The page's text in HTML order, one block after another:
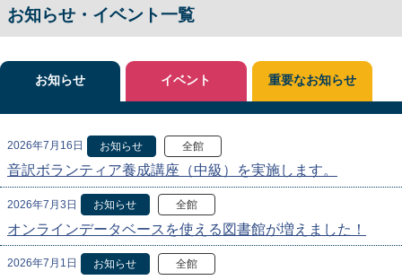
お知らせ・イベント一覧
お知らせ
2026年7月16日 お知らせ 全館
音訳ボランティア養成講座（中級）を実施します。
2026年7月3日 お知らせ 全館
オンラインデータベースを使える図書館が増えました！
2026年7月1日 お知らせ 全館
イベント 重要なお知らせ